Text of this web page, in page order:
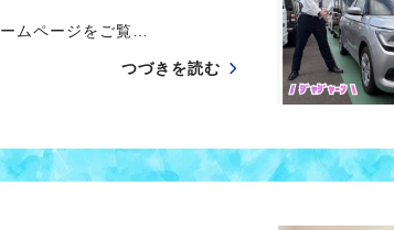
ページをご覧…
つづきを読む